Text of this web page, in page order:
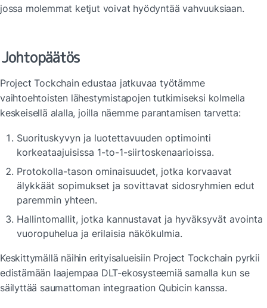
jossa molemmat ketjut voivat hyödyntää vahvuuksiaan.
Johtopäätös
Project Tockchain edustaa jatkuvaa työtämme
vaihtoehtoisten lähestymistapojen tutkimiseksi kolmella
keskeisellä alalla, joilla näemme parantamisen tarvetta:
Suorituskyvyn ja luotettavuuden optimointi
korkeataajuisissa 1-to-1-siirtoskenaarioissa.
Protokolla-tason ominaisuudet, jotka korvaavat
älykkäät sopimukset ja sovittavat sidosryhmien edut
paremmin yhteen.
Hallintomallit, jotka kannustavat ja hyväksyvät avointa
vuoropuhelua ja erilaisia näkökulmia.
Keskittymällä näihin erityisalueisiin Project Tockchain pyrkii
edistämään laajempaa DLT-ekosysteemiä samalla kun se
säilyttää saumattoman integraation Qubicin kanssa.